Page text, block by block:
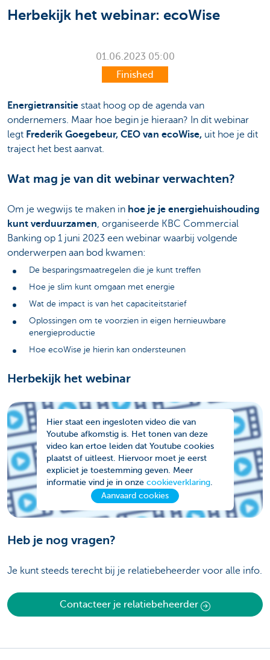
Herbekijk het webinar: ecoWise
01.06.2023 05:00
Finished
Energietransitie staat hoog op de agenda van
ondernemers. Maar hoe begin je hieraan? In dit webinar
legt Frederik Goegebeur, CEO van ecoWise, uit hoe je dit
traject het best aanvat.
Wat mag je van dit webinar verwachten?
Om je wegwijs te maken in hoe je je energiehuishouding
kunt verduurzamen, organiseerde KBC Commercial
Banking op 1 juni 2023 een webinar waarbij volgende
onderwerpen aan bod kwamen:
De besparingsmaatregelen die je kunt treffen
Hoe je slim kunt omgaan met energie
Wat de impact is van het capaciteitstarief
Oplossingen om te voorzien in eigen hernieuwbare
energieproductie
Hoe ecoWise je hierin kan ondersteunen
Herbekijk het webinar
Hier staat een ingesloten video die van
Youtube afkomstig is. Het tonen van deze
video kan ertoe leiden dat Youtube cookies
plaatst of uitleest. Hiervoor moet je eerst
expliciet je toestemming geven. Meer
informatie vind je in onze cookieverklaring.
Aanvaard cookies
Heb je nog vragen?
Je kunt steeds terecht bij je relatiebeheerder voor alle info.
Contacteer je relatiebeheerder